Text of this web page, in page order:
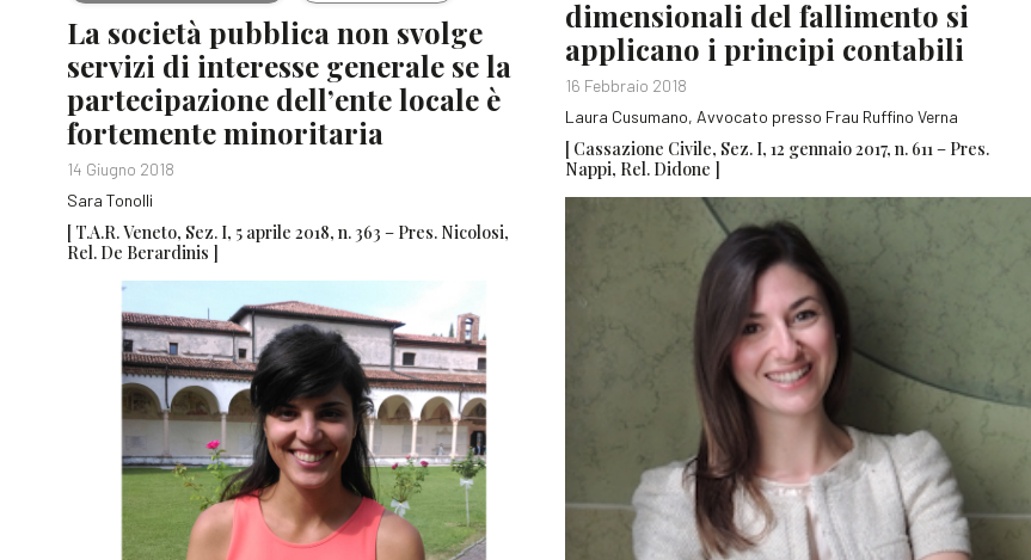
La società pubblica non svolge
servizi di interesse generale se la
partecipazione dell’ente locale è
fortemente minoritaria
14 Giugno 2018
Sara Tonolli
[ T.A.R. Veneto, Sez. I, 5 aprile 2018, n. 363 – Pres. Nicolosi,
Rel. De Berardinis ]
dimensionali del fallimento si
applicano i principi contabili
16 Febbraio 2018
Laura Cusumano, Avvocato presso Frau Ruffino Verna
[ Cassazione Civile, Sez. I, 12 gennaio 2017, n. 611 – Pres.
Nappi, Rel. Didone ]